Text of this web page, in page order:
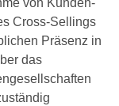
von Kunden-
Cross-Sellings
Präsenz in
das